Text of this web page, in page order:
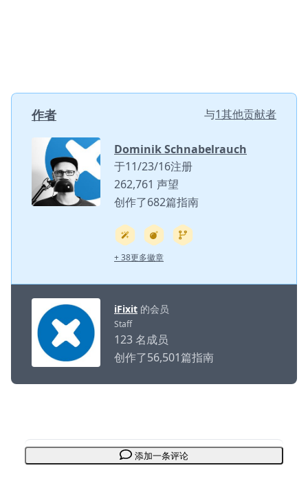
作者 与1其他贡献者
Dominik Schnabelrauch
于11/23/16注册
262,761 声望
创作了682篇指南
+ 38更多徽章
iFixit 的会员
Staff
123 名成员
创作了56,501篇指南
添加一条评论